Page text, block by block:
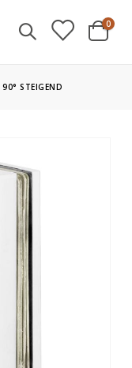
Cart
0
STEIGEND